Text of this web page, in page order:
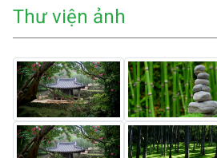
Thư viện ảnh